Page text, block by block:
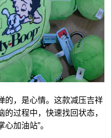
的，是心情。这款减压吉祥
过程中，快速找回状态，
心加油站”。